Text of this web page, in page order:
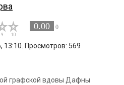
0.00 0
13:10. Просмотров: 569
графской вдовы Дафны